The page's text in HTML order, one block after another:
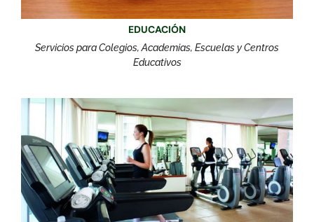
EDUCACIÓN
Servicios para Colegios, Academias, Escuelas y Centros
Educativos